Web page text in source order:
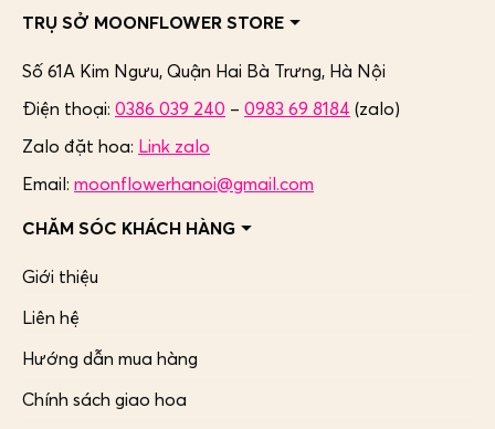
TRỤ SỞ MOONFLOWER STORE
Số 61A Kim Ngưu, Quận Hai Bà Trưng, Hà Nội
Điện thoại: 0386 039 240 – 0983 69 8184 (zalo)
Zalo đặt hoa: Link zalo
Email: moonflowerhanoi@gmail.com
CHĂM SÓC KHÁCH HÀNG
Giới thiệu
Liên hệ
Hướng dẫn mua hàng
Chính sách giao hoa